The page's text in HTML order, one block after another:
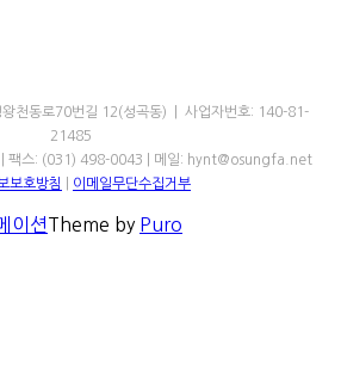
왕천동로70번길 12(성곡동) | 사업자번호: 140-81-
21485
팩스: (031) 498-0043 | 메일: hynt@osungfa.net
보호방침
이메일무단수집거부
이션Theme by Puro